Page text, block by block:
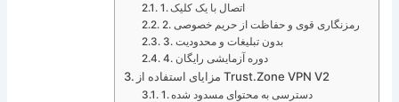
1. اتصال با یک کلیک
2. رمزنگاری قوی و حفاظت از حریم خصوصی
3. بدون تبلیغات و محدودیت
4. دوره آزمایشی رایگان
مزایای استفاده از Trust.Zone VPN V2
1. دسترسی به محتوای مسدود شده